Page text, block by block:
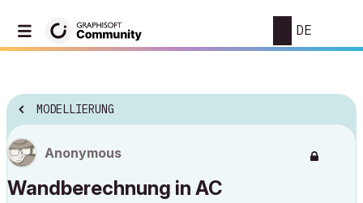
DE
MODELLIERUNG
Anonymous
Wandberechnung in AC